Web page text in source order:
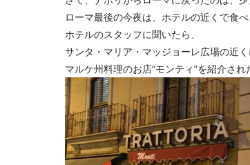
ローマ最後の今夜は、ホテルの近くで食べ
ホテルのスタッフに聞いたら、
サンタ・マリア・マッジョーレ広場の近く
マルケ州料理のお店“モンティ”を紹介され